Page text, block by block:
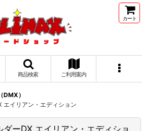
カート
商品検索 ご利用案内
DMX）
イリアン・エディション
ーDX エイリアン・エディショ